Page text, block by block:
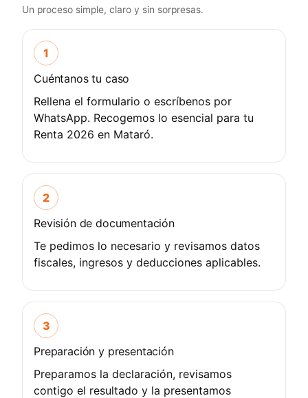
Un proceso simple, claro y sin sorpresas.
1
Cuéntanos tu caso
Rellena el formulario o escríbenos por
WhatsApp. Recogemos lo esencial para tu
Renta 2026 en Mataró.
2
Revisión de documentación
Te pedimos lo necesario y revisamos datos
fiscales, ingresos y deducciones aplicables.
3
Preparación y presentación
Preparamos la declaración, revisamos
contigo el resultado y la presentamos